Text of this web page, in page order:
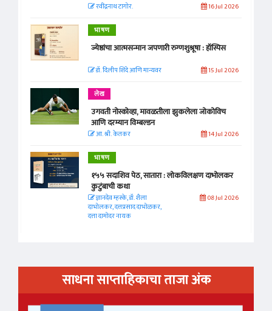
रवींद्रनाथ टागोर. 16 Jul 2026
भाषण
ज्येष्ठांचा आत्मसन्मान जपणारी रुग्णशुश्रूषा : हॉस्पिस
डॉ. दिलीप शिंदे आणि मान्यवर 15 Jul 2026
लेख
उगवती नोस्कोव्हा, मावळतीला झुकलेला जोकोविच
आणि दरम्यान विम्बल्डन
आ. श्री. केतकर 14 Jul 2026
भाषण
१५५ सदाशिव पेठ, सातारा : लोकविलक्षण दाभोलकर
कुटुंबाची कथा
ज्ञानदेव म्हस्के, डॉ. शैला
दाभोलकर, दत्तप्रसाद दाभोळकर,
दत्ता दामोदर नायक
08 Jul 2026
साधना साप्ताहिकाचा ताजा अंक